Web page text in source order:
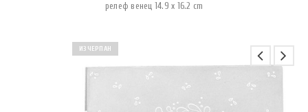
релеф венец 14.9 x 16.2 cm
ИЗЧЕРПАН